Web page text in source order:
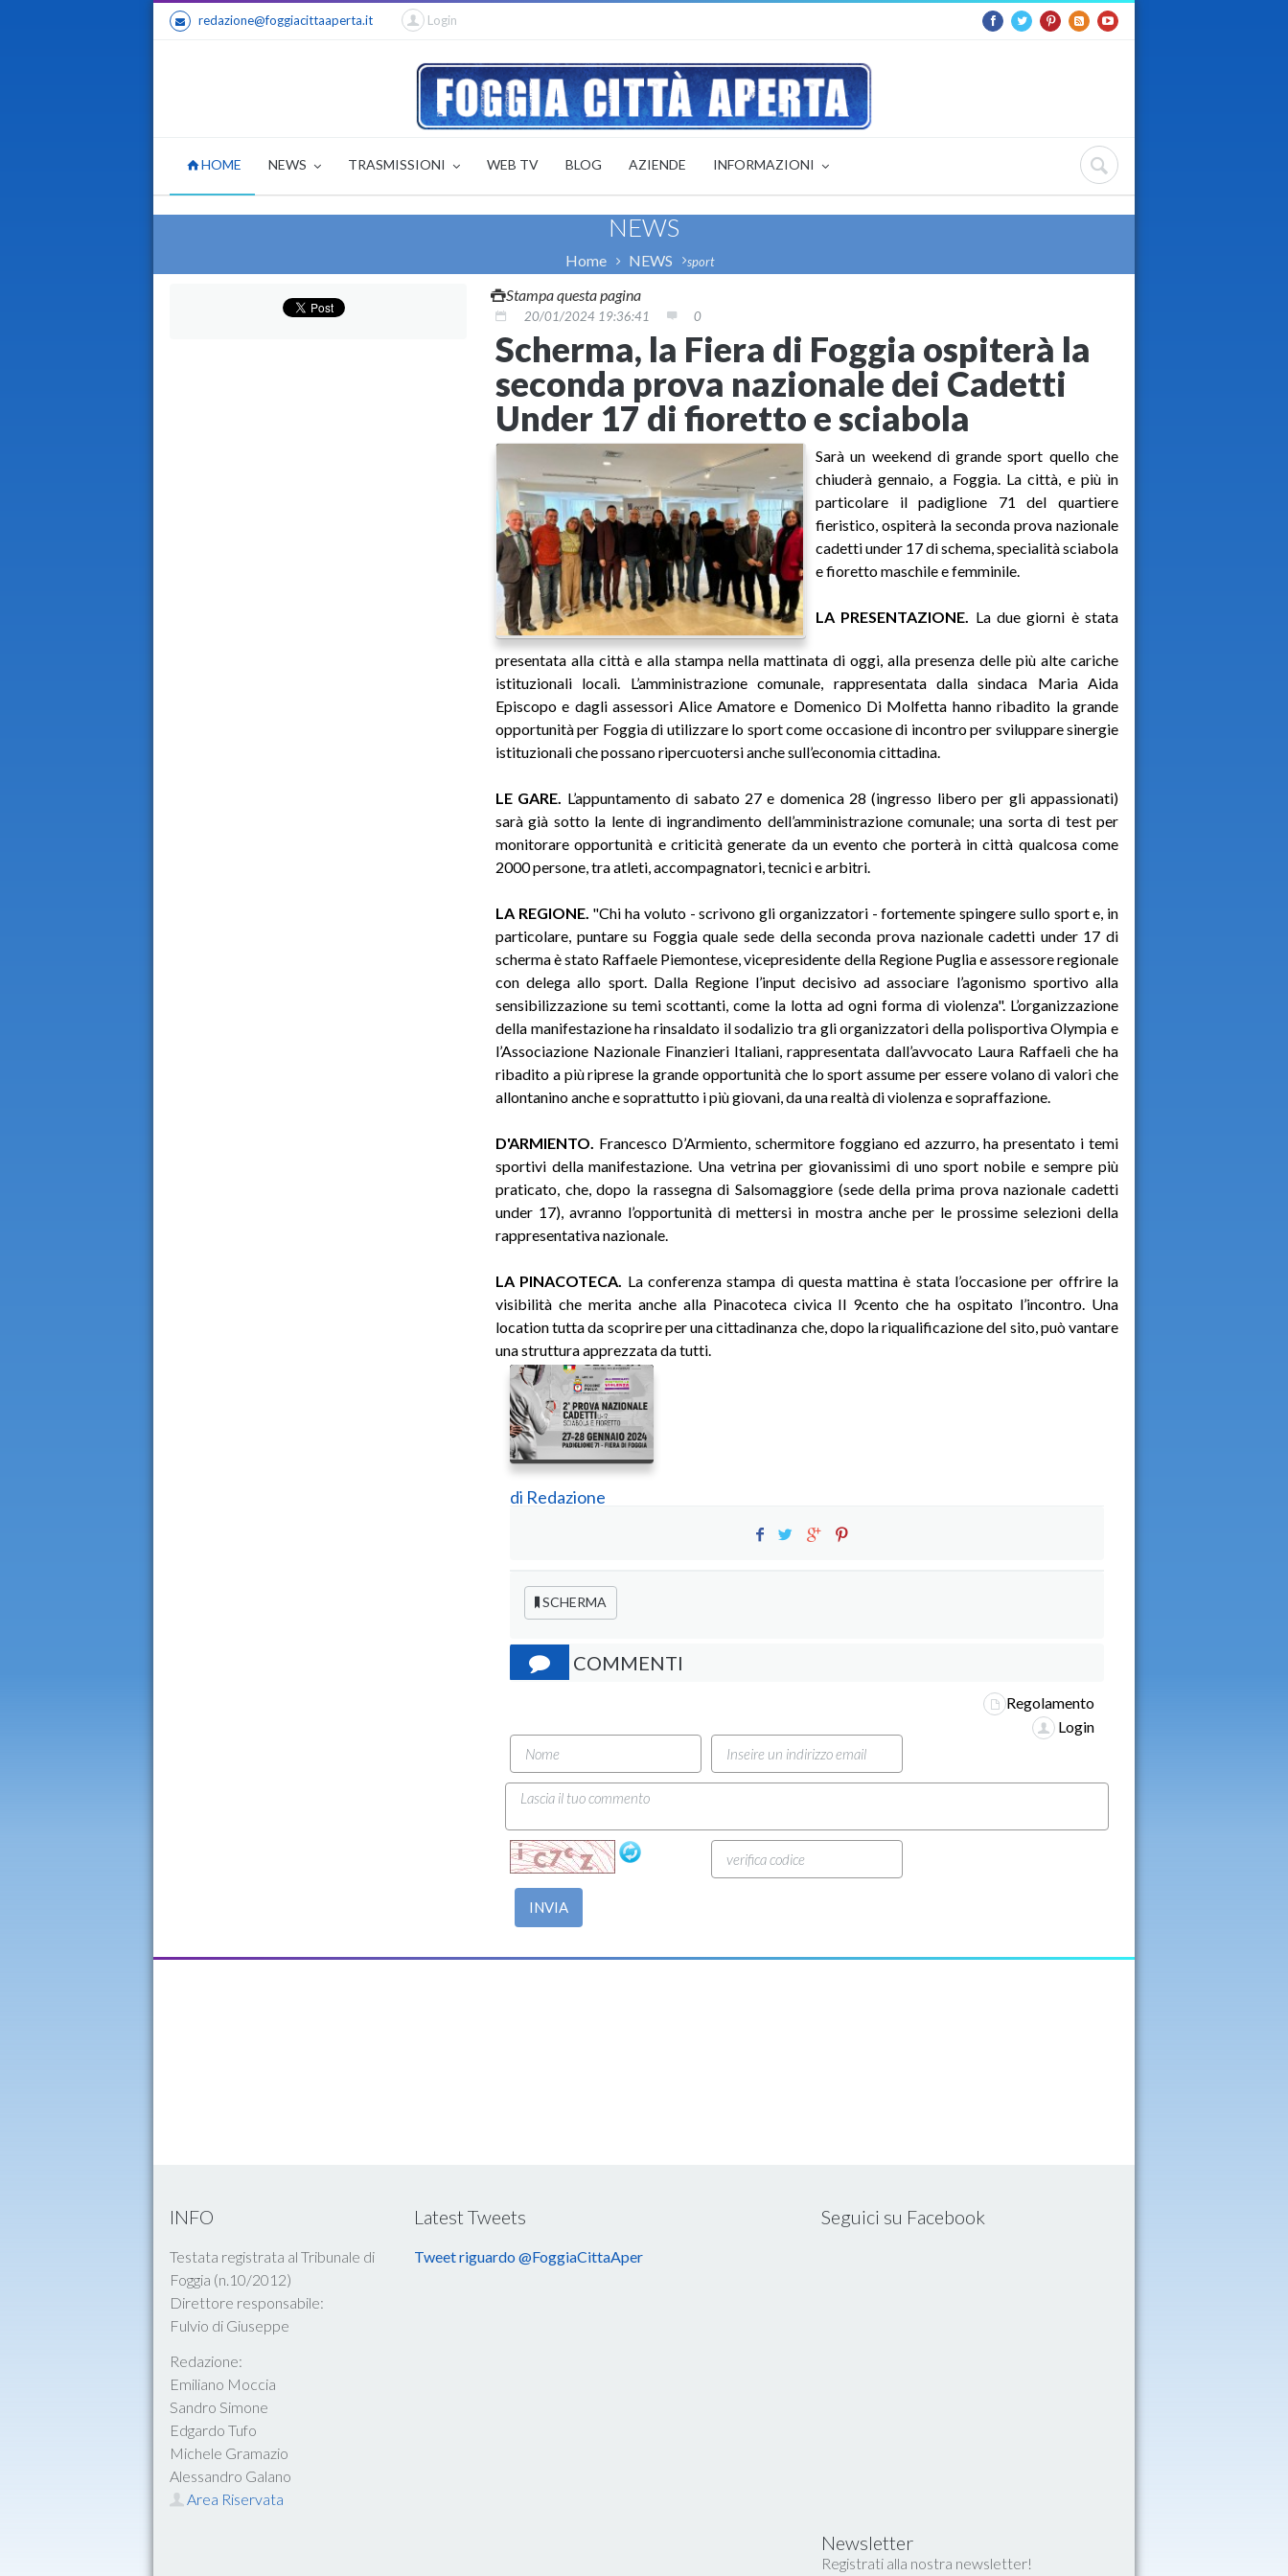
redazione@foggiacittaaperta.it Login
HOME NEWS TRASMISSIONI WEB TV BLOG AZIENDE INFORMAZIONI
NEWS
Home NEWS sport
Stampa questa pagina
20/01/2024 19:36:41 0
Scherma, la Fiera di Foggia ospiterà la
seconda prova nazionale dei Cadetti
Under 17 di fioretto e sciabola
Sarà un weekend di grande sport quello che
chiuderà gennaio, a Foggia. La città, e più in
particolare il padiglione 71 del quartiere
fieristico, ospiterà la seconda prova nazionale
cadetti under 17 di schema, specialità sciabola
e fioretto maschile e femminile.
LA PRESENTAZIONE. La due giorni è stata
presentata alla città e alla stampa nella mattinata di oggi, alla presenza delle più alte cariche
istituzionali locali. L’amministrazione comunale, rappresentata dalla sindaca Maria Aida
Episcopo e dagli assessori Alice Amatore e Domenico Di Molfetta hanno ribadito la grande
opportunità per Foggia di utilizzare lo sport come occasione di incontro per sviluppare sinergie
istituzionali che possano ripercuotersi anche sull’economia cittadina.
LE GARE. L’appuntamento di sabato 27 e domenica 28 (ingresso libero per gli appassionati)
sarà già sotto la lente di ingrandimento dell’amministrazione comunale; una sorta di test per
monitorare opportunità e criticità generate da un evento che porterà in città qualcosa come
2000 persone, tra atleti, accompagnatori, tecnici e arbitri.
LA REGIONE. "Chi ha voluto - scrivono gli organizzatori - fortemente spingere sullo sport e, in
particolare, puntare su Foggia quale sede della seconda prova nazionale cadetti under 17 di
scherma è stato Raffaele Piemontese, vicepresidente della Regione Puglia e assessore regionale
con delega allo sport. Dalla Regione l’input decisivo ad associare l’agonismo sportivo alla
sensibilizzazione su temi scottanti, come la lotta ad ogni forma di violenza". L’organizzazione
della manifestazione ha rinsaldato il sodalizio tra gli organizzatori della polisportiva Olympia e
l’Associazione Nazionale Finanzieri Italiani, rappresentata dall’avvocato Laura Raffaeli che ha
ribadito a più riprese la grande opportunità che lo sport assume per essere volano di valori che
allontanino anche e soprattutto i più giovani, da una realtà di violenza e sopraffazione.
D'ARMIENTO. Francesco D’Armiento, schermitore foggiano ed azzurro, ha presentato i temi
sportivi della manifestazione. Una vetrina per giovanissimi di uno sport nobile e sempre più
praticato, che, dopo la rassegna di Salsomaggiore (sede della prima prova nazionale cadetti
under 17), avranno l’opportunità di mettersi in mostra anche per le prossime selezioni della
rappresentativa nazionale.
LA PINACOTECA. La conferenza stampa di questa mattina è stata l’occasione per offrire la
visibilità che merita anche alla Pinacoteca civica Il 9cento che ha ospitato l’incontro. Una
location tutta da scoprire per una cittadinanza che, dopo la riqualificazione del sito, può vantare
una struttura apprezzata da tutti.
di Redazione
SCHERMA
COMMENTI
Regolamento
Login
INVIA
INFO
Testata registrata al Tribunale di
Foggia (n.10/2012)
Direttore responsabile:
Fulvio di Giuseppe
Redazione:
Emiliano Moccia
Sandro Simone
Edgardo Tufo
Michele Gramazio
Alessandro Galano
Area Riservata
Latest Tweets
Tweet riguardo @FoggiaCittaAper
Seguici su Facebook
Newsletter
Registrati alla nostra newsletter!